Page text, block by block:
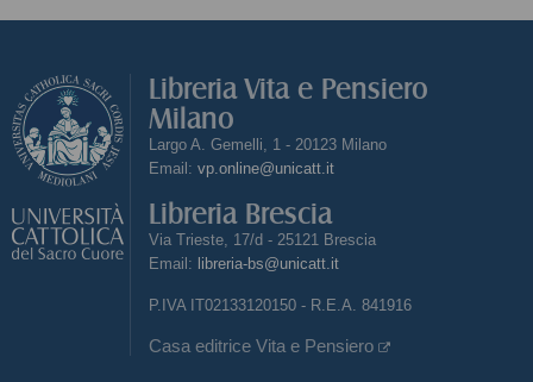
Libreria Vita e Pensiero
Milano
Largo A. Gemelli, 1 - 20123 Milano
Email: vp.online@unicatt.it
Libreria Brescia
Via Trieste, 17/d - 25121 Brescia
Email: libreria-bs@unicatt.it
P.IVA IT02133120150 - R.E.A. 841916
Casa editrice Vita e Pensiero